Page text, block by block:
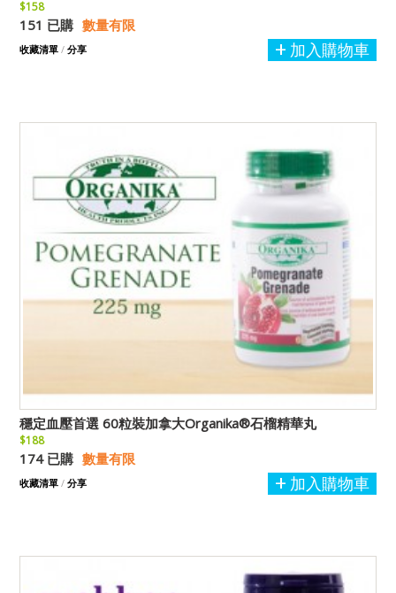
$158
151 已購 數量有限
加入購物車
收藏清單 / 分享
穩定血壓首選 60粒裝加拿大Organika®石榴精華丸
$188
174 已購 數量有限
加入購物車
收藏清單 / 分享